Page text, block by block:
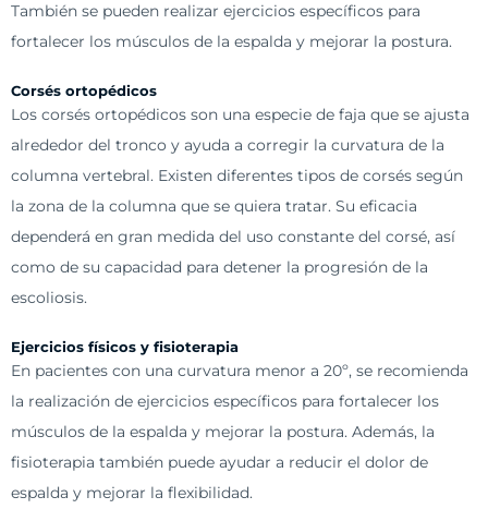
También se pueden realizar ejercicios específicos para
fortalecer los músculos de la espalda y mejorar la postura.
Corsés ortopédicos
Los corsés ortopédicos son una especie de faja que se ajusta
alrededor del tronco y ayuda a corregir la curvatura de la
columna vertebral. Existen diferentes tipos de corsés según
la zona de la columna que se quiera tratar. Su eficacia
dependerá en gran medida del uso constante del corsé, así
como de su capacidad para detener la progresión de la
escoliosis.
Ejercicios físicos y fisioterapia
En pacientes con una curvatura menor a 20º, se recomienda
la realización de ejercicios específicos para fortalecer los
músculos de la espalda y mejorar la postura. Además, la
fisioterapia también puede ayudar a reducir el dolor de
espalda y mejorar la flexibilidad.